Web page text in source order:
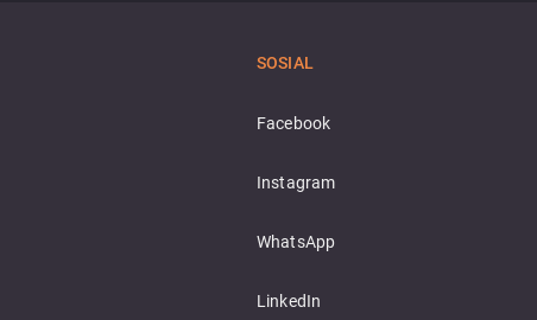
SOSIAL
Facebook
Instagram
WhatsApp
LinkedIn